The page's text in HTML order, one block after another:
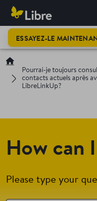
ESSAYEZ-LE
Pourrai-je toujours
contacts actuels après
LibreLinkUp?
How can
Please type your